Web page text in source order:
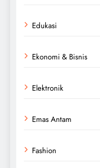
Edukasi
Ekonomi & Bisnis
Elektronik
Emas Antam
Fashion